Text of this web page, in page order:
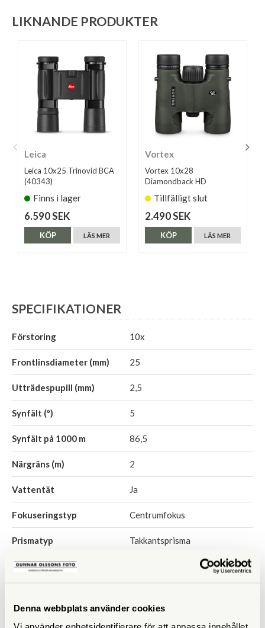
Denna webbplats använder cookies
LIKNANDE PRODUKTER
Leica
Leica 10x25 Trinovid BCA
(40343)
Finns i lager
6.590 SEK
LÄS MER
KÖP
Vortex
Vortex 10x28
Diamondback HD
Tillfälligt slut
2.490 SEK
LÄS MER
KÖP
SPECIFIKATIONER
Förstoring 10x
Frontlinsdiameter (mm) 25
Utträdespupill (mm) 2,5
Synfält (º) 5
Synfält på 1000 m 86,5
Närgräns (m) 2
Vattentät Ja
Fokuseringstyp Centrumfokus
Prismatyp Takkantsprisma
Ögonavstånd/Eye relief
Vridbara ögonmusslor Ja